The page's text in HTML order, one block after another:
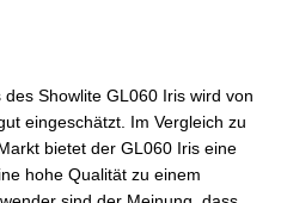
Showlite GL060 Iris wird von
eingeschätzt. Im Vergleich zu
bietet der GL060 Iris eine
hohe Qualität zu einem